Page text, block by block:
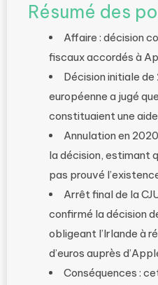
Résumé des
Affaire : décision
fiscaux accordés à
Décision initiale de
européenne a jugé
constituaient une
Annulation en
la décision, estimant
pas prouvé
Arrêt final de la
confirmé la décision
obligeant l’Irlande à
d’euros auprès
Conséquences :